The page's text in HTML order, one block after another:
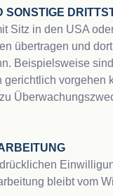
SONSTIGE
Sitz in den USA
übertragen und
Beispielsweise
bleibt vom